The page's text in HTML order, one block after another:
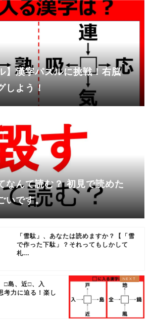
】漢字パズルに挑戦！右脳
しよう！
なんて読む？ 初見で読めた
いです。
「雪駄」、あなたは読めますか？【「雪
で作った下駄」？それってもしかして
札...
□島、近□、入
考力に迫る！楽し